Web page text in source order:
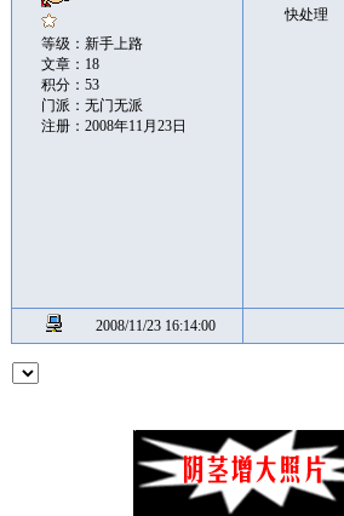
等级：新手上路
文章：18
积分：53
门派：无门无派
注册：2008年11月23日
快处理
2008/11/23 16:14:00